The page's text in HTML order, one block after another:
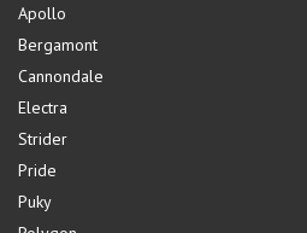
Apollo
Bergamont
Cannondale
Electra
Strider
Pride
Puky